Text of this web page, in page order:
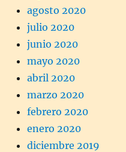
agosto 2020
julio 2020
junio 2020
mayo 2020
abril 2020
marzo 2020
febrero 2020
enero 2020
diciembre 2019